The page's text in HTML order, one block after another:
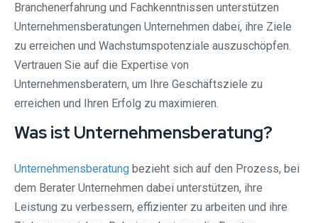
Branchenerfahrung und Fachkenntnissen unterstützen
Unternehmensberatungen Unternehmen dabei, ihre Ziele
zu erreichen und Wachstumspotenziale auszuschöpfen.
Vertrauen Sie auf die Expertise von
Unternehmensberatern, um Ihre Geschäftsziele zu
erreichen und Ihren Erfolg zu maximieren.
Was ist Unternehmensberatung?
Unternehmensberatung bezieht sich auf den Prozess, bei
dem Berater Unternehmen dabei unterstützen, ihre
Leistung zu verbessern, effizienter zu arbeiten und ihre